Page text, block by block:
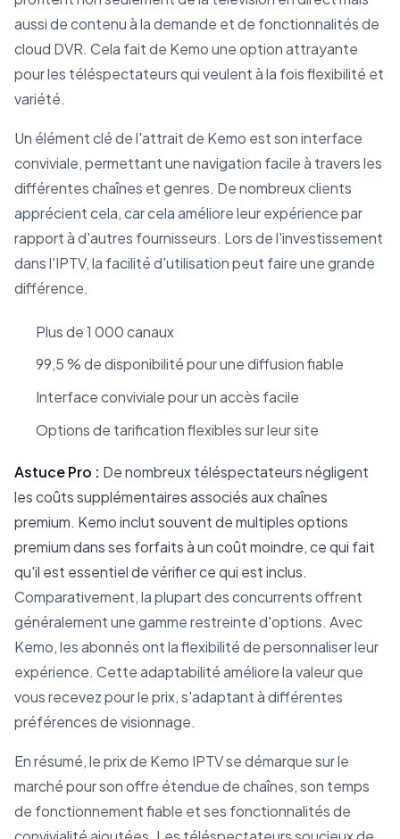
aussi de contenu à la demande et de fonctionnalités de
cloud DVR. Cela fait de Kemo une option attrayante
pour les téléspectateurs qui veulent à la fois flexibilité et
variété.
Un élément clé de l'attrait de Kemo est son interface
conviviale, permettant une navigation facile à travers les
différentes chaînes et genres. De nombreux clients
apprécient cela, car cela améliore leur expérience par
rapport à d'autres fournisseurs. Lors de l'investissement
dans l'IPTV, la facilité d'utilisation peut faire une grande
différence.
Plus de 1 000 canaux
99,5 % de disponibilité pour une diffusion fiable
Interface conviviale pour un accès facile
Options de tarification flexibles sur leur site
Astuce Pro : De nombreux téléspectateurs négligent
les coûts supplémentaires associés aux chaînes
premium. Kemo inclut souvent de multiples options
premium dans ses forfaits à un coût moindre, ce qui fait
qu'il est essentiel de vérifier ce qui est inclus.
Comparativement, la plupart des concurrents offrent
généralement une gamme restreinte d'options. Avec
Kemo, les abonnés ont la flexibilité de personnaliser leur
expérience. Cette adaptabilité améliore la valeur que
vous recevez pour le prix, s'adaptant à différentes
préférences de visionnage.
En résumé, le prix de Kemo IPTV se démarque sur le
marché pour son offre étendue de chaînes, son temps
de fonctionnement fiable et ses fonctionnalités de